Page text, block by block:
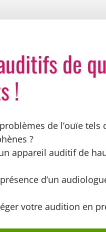
de
!
de l’ouïe tels
?
appareil auditif de
d’un
votre audition en